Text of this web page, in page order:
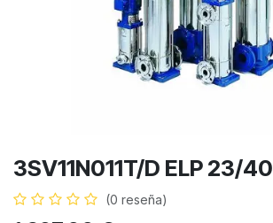
3SV11N011T/D ELP 23/40
(0 reseña)